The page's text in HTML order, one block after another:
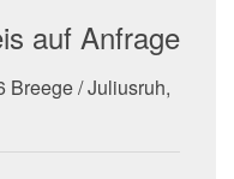
Breege / Juliusruh,
auf Anfrage